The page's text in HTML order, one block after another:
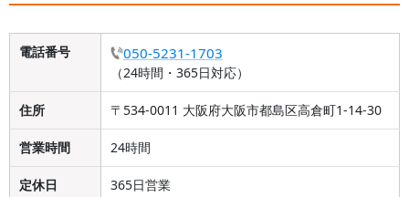
電話番号 050-5231-1703
（24時間・365日対応）
住所 〒534-0011 大阪府大阪市都島区高倉町1-14-30
営業時間 24時間
定休日 365日営業